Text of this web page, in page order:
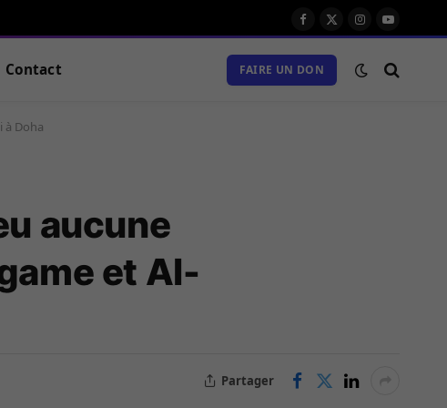
Facebook
X
Instagram
Youtube
Contact FAIRE UN DON
à Doha
aucune
et Al-
Partager